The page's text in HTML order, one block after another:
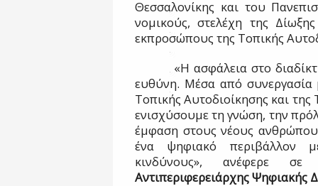
Θεσσαλονίκης και του
νομικούς, στελέχη της
εκπροσώπους της Τοπικής
«Η ασφάλεια στο
ευθύνη. Μέσα από συνεργασία
Τοπικής Αυτοδιοίκησης και της
ενισχύσουμε τη γνώση, την
έμφαση στους νέους
ένα ψηφιακό περιβάλλον
κινδύνους», ανέφερε
Αντιπεριφερειάρχης Ψηφιακής